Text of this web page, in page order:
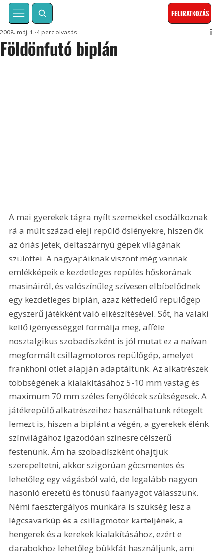
FELIRATKOZÁS
Földönfutó biplán
2008. máj. 1. 4 perc olvasás
A mai gyerekek tágra nyílt szemekkel csodálkoznak
rá a múlt század eleji repülő őslényekre, hiszen ők
az óriás jetek, deltaszárnyú gépek világának
szülöttei. A nagyapáiknak viszont még vannak
emlékképeik e kezdetleges repülés hőskorának
masináiról, és valószínűleg szívesen elbíbelődnek
egy kezdetleges biplán, azaz kétfedelű repülőgép
egyszerű játékként való elkészítésével. Sőt, ha valaki
kellő igényességgel formálja meg, afféle
nosztalgikus szobadíszként is jól mutat ez a naívan
megformált csillagmotoros repülőgép, amelyet
frankhoni ötlet alapján adaptáltunk. Az alkatrészek
többségének a kialakításához 5-10 mm vastag és
maximum 70 mm széles fenyőlécek szükségesek. A
játékrepülő alkatrészeihez használhatunk rétegelt
lemezt is, hiszen a biplánt a végén, a gyerekek élénk
színvilágához igazodóan színesre célszerű
festenünk. Ám ha szobadíszként óhajtjuk
szerepeltetni, akkor szigorúan göcsmentes és
lehetőleg egy vágásból való, de legalább nagyon
hasonló erezetű és tónusú faanyagot válasszunk.
Némi faesztergályos munkára is szükség lesz a
légcsavarkúp és a csillagmotor karteljének, a
hengerek és a kerekek kialakításához, ezért e
darabokhoz lehetőleg bükkfát használjunk, ami